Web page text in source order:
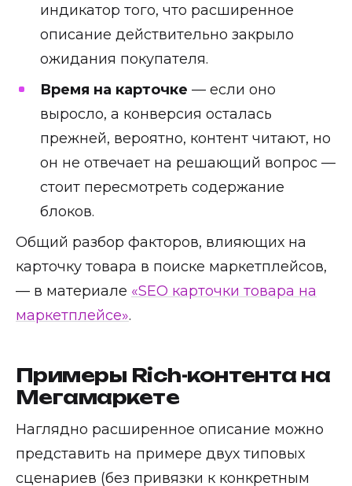
индикатор того, что расширенное
описание действительно закрыло
ожидания покупателя.
Время на карточке — если оно
выросло, а конверсия осталась
прежней, вероятно, контент читают, но
он не отвечает на решающий вопрос —
стоит пересмотреть содержание
блоков.
Общий разбор факторов, влияющих на
карточку товара в поиске маркетплейсов,
— в материале «SEO карточки товара на
маркетплейсе».
Примеры Rich-контента на
Мегамаркете
Наглядно расширенное описание можно
представить на примере двух типовых
сценариев (без привязки к конкретным